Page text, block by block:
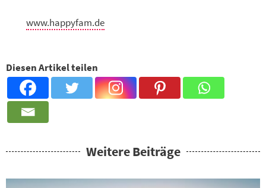
www.happyfam.de
Diesen Artikel teilen
Weitere Beiträge